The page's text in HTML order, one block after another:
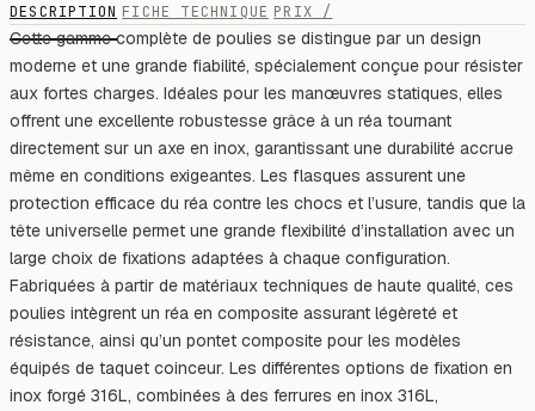
DESCRIPTION FICHE TECHNIQUE PRIX /
Cette gamme complète de poulies se distingue par un design
moderne et une grande fiabilité, spécialement conçue pour résister
aux fortes charges. Idéales pour les manœuvres statiques, elles
offrent une excellente robustesse grâce à un réa tournant
directement sur un axe en inox, garantissant une durabilité accrue
même en conditions exigeantes. Les flasques assurent une
protection efficace du réa contre les chocs et l’usure, tandis que la
tête universelle permet une grande flexibilité d’installation avec un
large choix de fixations adaptées à chaque configuration.
Fabriquées à partir de matériaux techniques de haute qualité, ces
poulies intègrent un réa en composite assurant légèreté et
résistance, ainsi qu’un pontet composite pour les modèles
équipés de taquet coinceur. Les différentes options de fixation en
inox forgé 316L, combinées à des ferrures en inox 316L,